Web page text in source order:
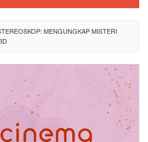
MENGUNGKAP MISTERI